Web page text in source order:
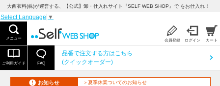
大西衣料(株)が運営する、【公式】卸・仕入れサイト『SELF WEB SHOP』で をお仕入れ！
Select Language ▼
メニュー 会員登録 ログイン カート
ご利用ガイド FAQ
品番で注文する方はこちら
(クイックオーダー)
お知らせ ＞夏季休業ついてのお知らせ